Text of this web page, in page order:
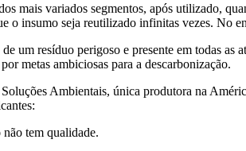
mais variados segmentos, após utilizado,
o insumo seja reutilizado infinitas vezes. No
um resíduo perigoso e presente em todas
metas ambiciosas para a descarbonização.
Ambientais, única produtora na
tem qualidade.